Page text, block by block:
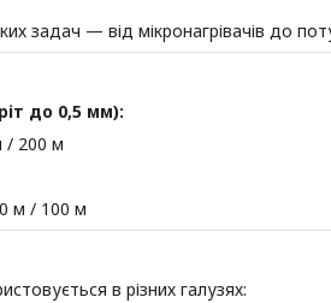
задач — від мікронагрівачів до
до 0,5 мм):
/ 200 м
м / 100 м
в різних галузях: